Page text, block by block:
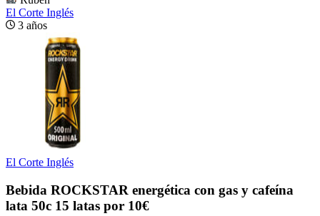
El Corte Inglés
3 años
El Corte Inglés
Bebida ROCKSTAR energética con gas y cafeína
lata 50c 15 latas por 10€